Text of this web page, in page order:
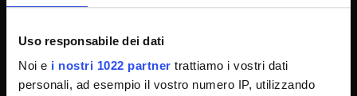
Uso responsabile dei dati
Noi e i nostri 1022 partner trattiamo i vostri dati
personali, ad esempio il vostro numero IP, utilizzando
Job vacancies
Notifications
Terms and conditions